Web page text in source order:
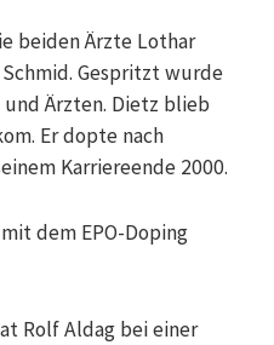
beiden Ärzte Lothar
Gespritzt wurde
und Ärzten. Dietz blieb
Er dopte nach
Karriereende 2000.
dem EPO-Doping
Rolf Aldag bei einer